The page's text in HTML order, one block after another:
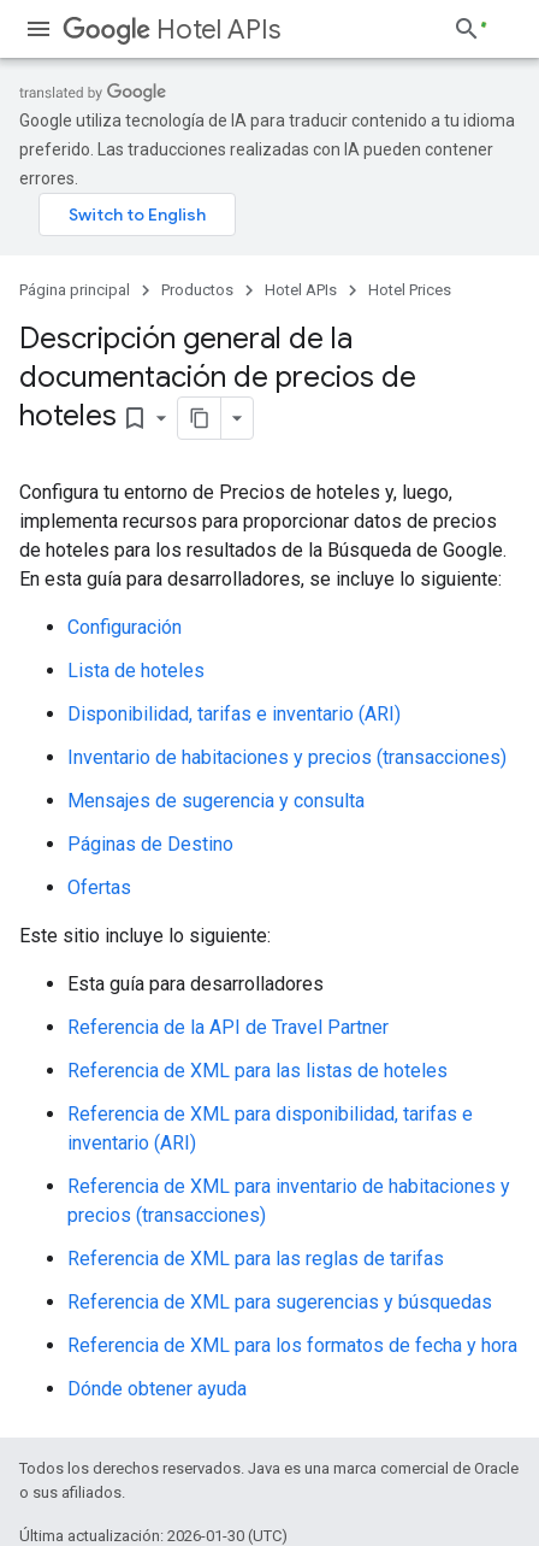
Hotel APIs
Google utiliza tecnología de IA para traducir contenido a tu idioma
preferido. Las traducciones realizadas con IA pueden contener
errores.
Página principal Productos Hotel APIs Hotel Prices
Descripción general de la
documentación de precios de
hoteles bookmark_border
Configura tu entorno de Precios de hoteles y, luego,
implementa recursos para proporcionar datos de precios
de hoteles para los resultados de la Búsqueda de Google.
En esta guía para desarrolladores, se incluye lo siguiente:
Configuración
Lista de hoteles
Disponibilidad, tarifas e inventario (ARI)
Inventario de habitaciones y precios (transacciones)
Mensajes de sugerencia y consulta
Páginas de Destino
Ofertas
Este sitio incluye lo siguiente:
Esta guía para desarrolladores
Referencia de la API de Travel Partner
Referencia de XML para las listas de hoteles
Referencia de XML para disponibilidad, tarifas e
inventario (ARI)
Referencia de XML para inventario de habitaciones y
precios (transacciones)
Referencia de XML para las reglas de tarifas
Referencia de XML para sugerencias y búsquedas
Referencia de XML para los formatos de fecha y hora
Dónde obtener ayuda
Todos los derechos reservados. Java es una marca comercial de Oracle
o sus afiliados.
Última actualización: 2026-01-30 (UTC)